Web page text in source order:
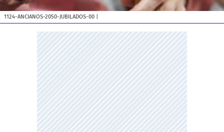
1124-ANCIANOS-2050-JUBILADOS-00